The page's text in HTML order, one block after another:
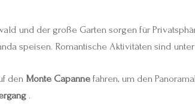
und der große Garten sorgen für
speisen. Romantische Aktivitäten sind
den Monte Capanne fahren, um den
.